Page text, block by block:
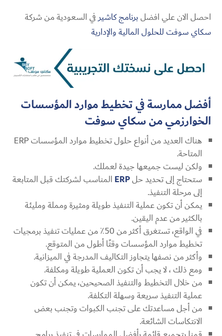
احصل الان علي افضلبرنامج كاشيرفي السعودية من شركة
سكاي سوفت للحلول المالية والإدارية
أفضل ممارسة في تخطيط موارد المؤسسات
الخوارزمي من سكاي سوفت
هناك العديد من أنواع حلول تخطيط موارد المؤسسات ERP
المتاحة.
ولكن ليست جميعها جيدة لعملك.
ستحتاج إلى تحديد حلERP المناسب لشركتك قبل المتابعة
إلى مرحلة التنفيذ.
يمكن أن تكون عملية التنفيذ طويلة ومثيرة ومملة ومليئة
بالكثير من عدم اليقين.
في الواقع، تستغرق أكثر من 50٪ من عمليات تنفيذ برمجيات
تخطيط موارد المؤسسات وقتًا أطول من المتوقع.
وأكثر من نصفها يتجاوز التكاليف المدرجة في الميزانية.
ومع ذلك ، لا يجب أن تكون العملية طويلة ومكلفة.
من خلال التخطيط والتنفيذ الصحيحين، يمكن أن تكون
عملية التنفيذ سريعة وسهلة التكلفة.
من أجل مساعدتك على تجنب الكبوات وتجنب بعض
الانتكاسات الشائعة.